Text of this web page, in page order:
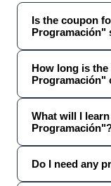
Is the coupon
Programación"
How long is
Programación"
What will I
Do I need any